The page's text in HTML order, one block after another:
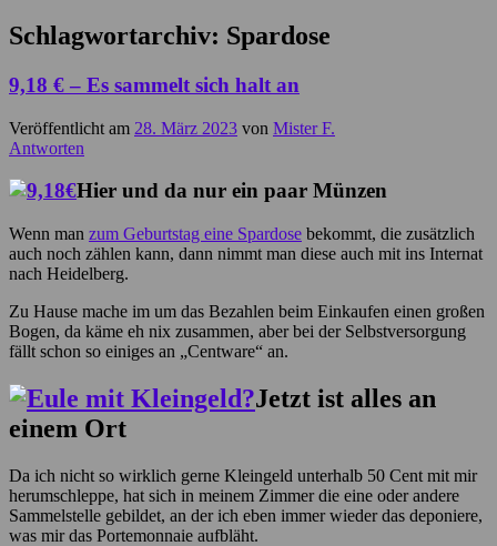
Schlagwortarchiv: Spardose
9,18 € – Es sammelt sich halt an
Veröffentlicht am 28. März 2023 von Mister F.
Antworten
Hier und da nur ein paar Münzen
Wenn man zum Geburtstag eine Spardose bekommt, die zusätzlich
auch noch zählen kann, dann nimmt man diese auch mit ins Internat
nach Heidelberg.
Zu Hause mache im um das Bezahlen beim Einkaufen einen großen
Bogen, da käme eh nix zusammen, aber bei der Selbstversorgung
fällt schon so einiges an „Centware“ an.
Jetzt ist alles an
einem Ort
Da ich nicht so wirklich gerne Kleingeld unterhalb 50 Cent mit mir
herumschleppe, hat sich in meinem Zimmer die eine oder andere
Sammelstelle gebildet, an der ich eben immer wieder das deponiere,
was mir das Portemonnaie aufbläht.